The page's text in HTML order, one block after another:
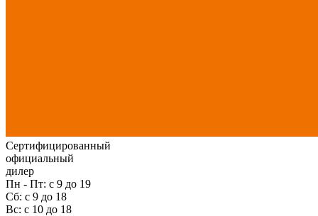
Сертифицированный
официальный
дилер
Пн - Пт: с 9 до 19
Сб: с 9 до 18
Вс: с 10 до 18